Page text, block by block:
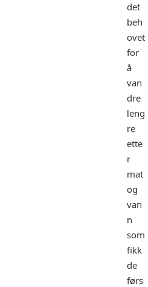
det
beh
ovet
for
å
van
dre
leng
re
ette
r
mat
og
van
n
som
fikk
de
førs